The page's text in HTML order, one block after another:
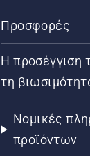
Προσφορές
Η προσέγγιση
τη
Νομικές
προϊόντων